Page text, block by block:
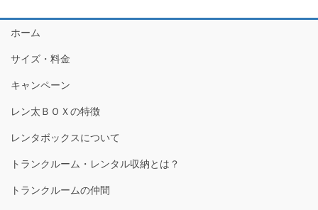
ホーム
サイズ・料金
キャンペーン
レン太ＢＯＸの特徴
レンタボックスについて
トランクルーム・レンタル収納とは？
トランクルームの仲間